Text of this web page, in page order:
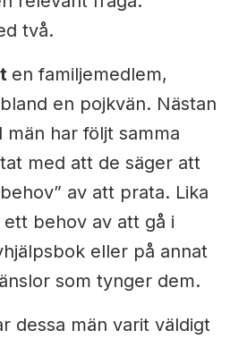
två.
en familjemedlem,
en pojkvän. Nästan
män har följt samma
med att de säger att
av att prata. Lika
behov av att gå i
eller på annat
som tynger dem.
dessa män varit väldigt